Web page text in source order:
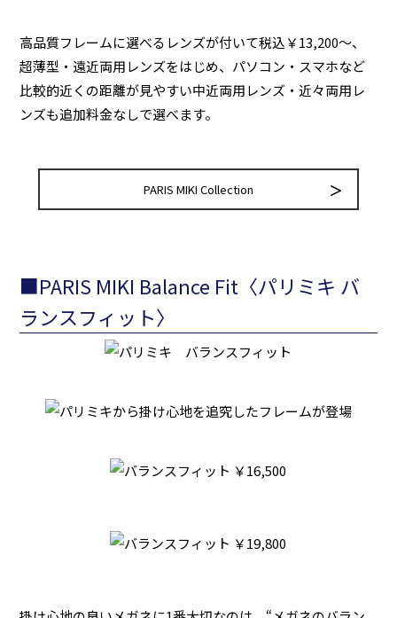
高品質フレームに選べるレンズが付いて税込￥13,200～、
超薄型・遠近両用レンズをはじめ、パソコン・スマホなど
比較的近くの距離が見やすい中近両用レンズ・近々両用レ
ンズも追加料金なしで選べます。
PARIS MIKI Collection
■PARIS MIKI Balance Fit〈パリミキ バ
ランスフィット〉